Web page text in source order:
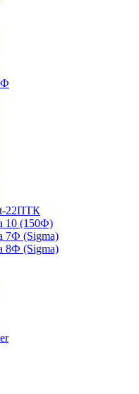
22ПТК
10 (150Ф)
7Ф (Sigma)
8Ф (Sigma)